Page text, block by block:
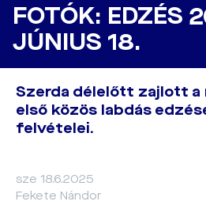
FOTÓK: EDZÉS
JÚNIUS 18.
Szerda délelőtt zajlott a
első közös labdás
felvételei.
sze 18.6.2025
Fekete Nándor